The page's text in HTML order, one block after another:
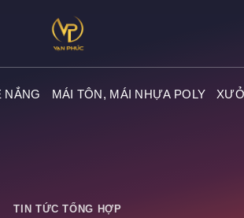
NẮNG MÁI TÔN, MÁI NHỰA POLY
TIN TỨC TỔNG HỢP